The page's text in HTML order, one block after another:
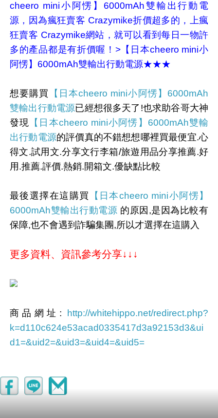
cheero mini小阿愣】6000mAh雙輸出行動電
源 ，因為瘋狂賣客 Crazymike折價超多的，上瘋
狂賣客 Crazymike網站，就可以看到每日一物許
多的產品都是有折價喔！>【日本cheero mini小
阿愣】6000mAh雙輸出行動電源★★★
想要購買
【日本cheero mini小阿愣】6000mAh
雙輸出行動電源已經想很多天了!也求助谷哥大神
發現 【日本cheero mini小阿愣】6000mAh雙輸
出行動電源的評價真的不錯想想哪裡買最便宜.心
得文.試用文.分享文行李箱/旅遊用品分享推薦.好
用.推薦.評價.熱銷.開箱文.優缺點比較
最後選擇在這購買
【日本cheero mini小阿愣】
6000mAh雙輸出行動電源 的原因,是因為比較有
保障,也不會遇到詐騙集團,所以才選擇在這購入
更多資料、資訊參考分享↓↓↓
商品網址 :
http://whitehippo.net/redirect.php?
k=d110c624e53acad0335417d3a92153d3&ui
d1=&uid2=&uid3=&uid4=&uid5=